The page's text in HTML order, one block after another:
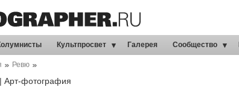
Культпросвет Галерея Сообщество
Ревю
| Арт-фотография